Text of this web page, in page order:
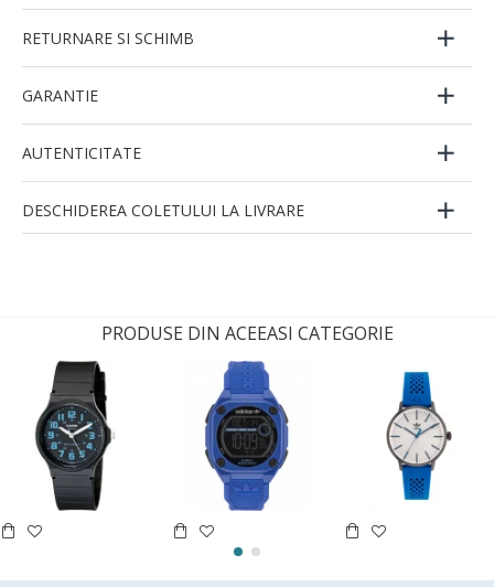
RETURNARE SI SCHIMB
GARANTIE
AUTENTICITATE
DESCHIDEREA COLETULUI LA LIVRARE
PRODUSE DIN ACEEASI CATEGORIE